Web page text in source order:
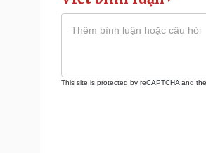
This site is protected by reCAPTCHA and